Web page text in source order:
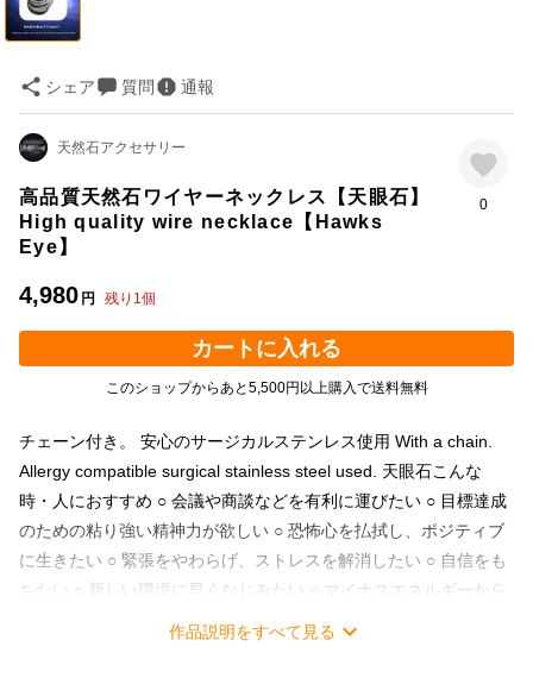
シェア 質問 通報
天然石アクセサリー
高品質天然石ワイヤーネックレス【天眼石】
High quality wire necklace【Hawks
Eye】
4,980 円 残り 1個
0
カートに入れる
このショップからあと5,500円以上購入で送料無料
チェーン付き。 安心のサージカルステンレス使用 With a chain.
Allergy compatible surgical stainless steel used. 天眼石こんな
時・人におすすめ ○ 会議や商談などを有利に運びたい ○ 目標達成
のための粘り強い精神力が欲しい ○ 恐怖心を払拭し、ポジティブ
に生きたい ○ 緊張をやわらげ、ストレスを解消したい ○ 自信をも
ちたい ○ 新しい環境に早くなじみたい ○ マイナスエネルギーから
身を守りたい ○ 大切な人との絆を深めたい ○ 家庭や職場等、対人
作品説明をすべて見る